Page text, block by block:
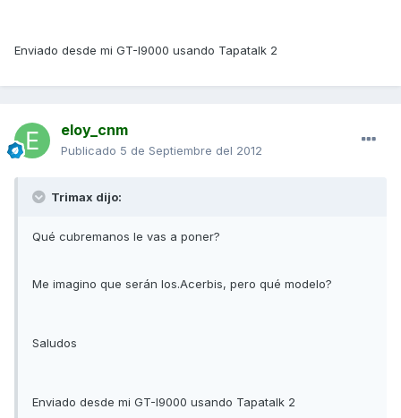
Enviado desde mi GT-I9000 usando Tapatalk 2
eloy_cnm
Publicado 5 de Septiembre del 2012
Trimax dijo:
Qué cubremanos le vas a poner?
Me imagino que serán los.Acerbis, pero qué modelo?
Saludos
Enviado desde mi GT-I9000 usando Tapatalk 2